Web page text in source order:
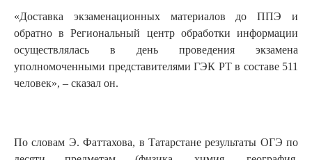
«Доставка экзаменационных материалов до ППЭ и
обратно в Региональный центр обработки информации
осуществлялась в день проведения экзамена
уполномоченными представителями ГЭК РТ в составе 511
человек», – сказал он.
По словам Э. Фаттахова, в Татарстане результаты ОГЭ по